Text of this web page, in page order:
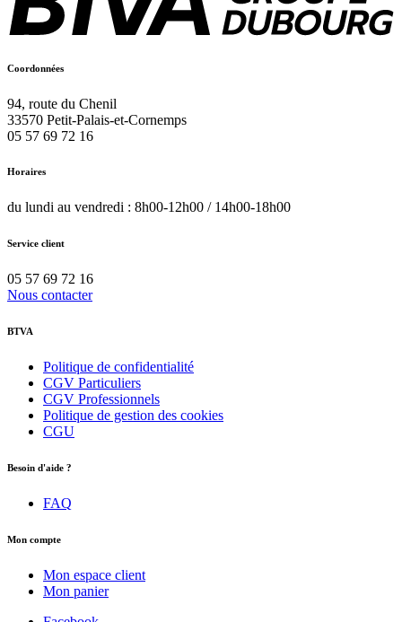
Coordonnées
94, route du Chenil
33570 Petit-Palais-et-Cornemps
05 57 69 72 16
Horaires
du lundi au vendredi : 8h00-12h00 / 14h00-18h00
Service client
05 57 69 72 16
Nous contacter
BTVA
Politique de confidentialité
CGV Particuliers
CGV Professionnels
Politique de gestion des cookies
CGU
Besoin d'aide ?
FAQ
Mon compte
Mon espace client
Mon panier